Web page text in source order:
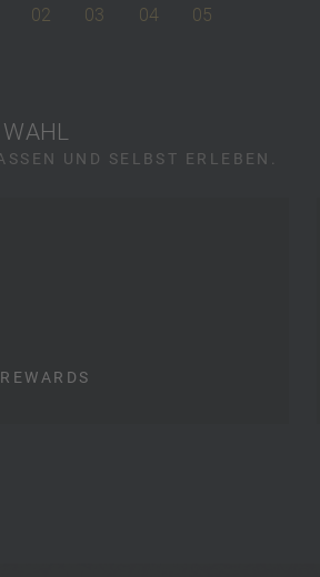
02 03 04 05
WAHL
UND SELBST ERLEBEN.